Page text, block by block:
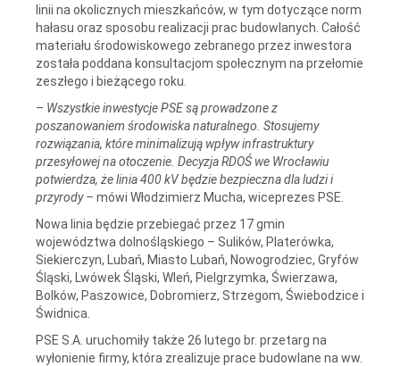
linii na okolicznych mieszkańców, w tym dotyczące norm
hałasu oraz sposobu realizacji prac budowlanych. Całość
materiału środowiskowego zebranego przez inwestora
została poddana konsultacjom społecznym na przełomie
zeszłego i bieżącego roku.
– Wszystkie inwestycje PSE są prowadzone z
poszanowaniem środowiska naturalnego. Stosujemy
rozwiązania, które minimalizują wpływ infrastruktury
przesyłowej na otoczenie. Decyzja RDOŚ we Wrocławiu
potwierdza, że linia 400 kV będzie bezpieczna dla ludzi i
przyrody – mówi Włodzimierz Mucha, wiceprezes PSE.
Nowa linia będzie przebiegać przez 17 gmin
województwa dolnośląskiego – Sulików, Platerówka,
Siekierczyn, Lubań, Miasto Lubań, Nowogrodziec, Gryfów
Śląski, Lwówek Śląski, Wleń, Pielgrzymka, Świerzawa,
Bolków, Paszowice, Dobromierz, Strzegom, Świebodzice i
Świdnica.
PSE S.A. uruchomiły także 26 lutego br. przetarg na
wyłonienie firmy, która zrealizuje prace budowlane na ww.